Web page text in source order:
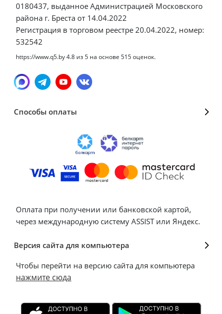
0180437, выданное Администрацией Московского
района г. Бреста от 14.04.2022
Регистрация в торговом реестре 20.04.2022, номер:
532542
https://www.q5.by4.8 из5 на основе 515оценок.
Способы оплаты
Оплата при получении или банковской картой,
через международную систему ASSIST или Яндекс.
Версия сайта для компьютера
Чтобы перейти на версию сайта для компьютера
нажмите сюда